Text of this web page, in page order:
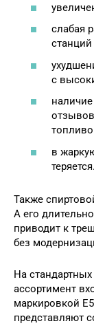
слабая
с
в
теряется.
Также
А его
приводит к
без
На
ассортимент
маркировкой
представляют